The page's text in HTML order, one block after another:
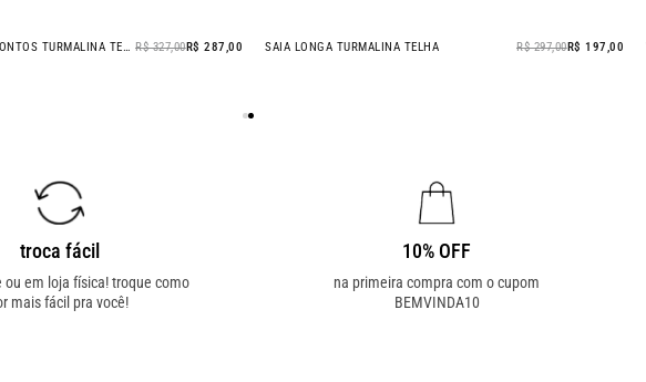
R$ 327,00R$ 287,00 - 34% OFF
SAIA LONGA TURMALINA TELHA R$ 297,00R$ 197,00
troca fácil
ou em loja física! troque como
mais fácil pra você!
10% OFF
na primeira compra com o cupom
BEMVINDA10